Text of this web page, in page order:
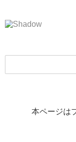
本ページは